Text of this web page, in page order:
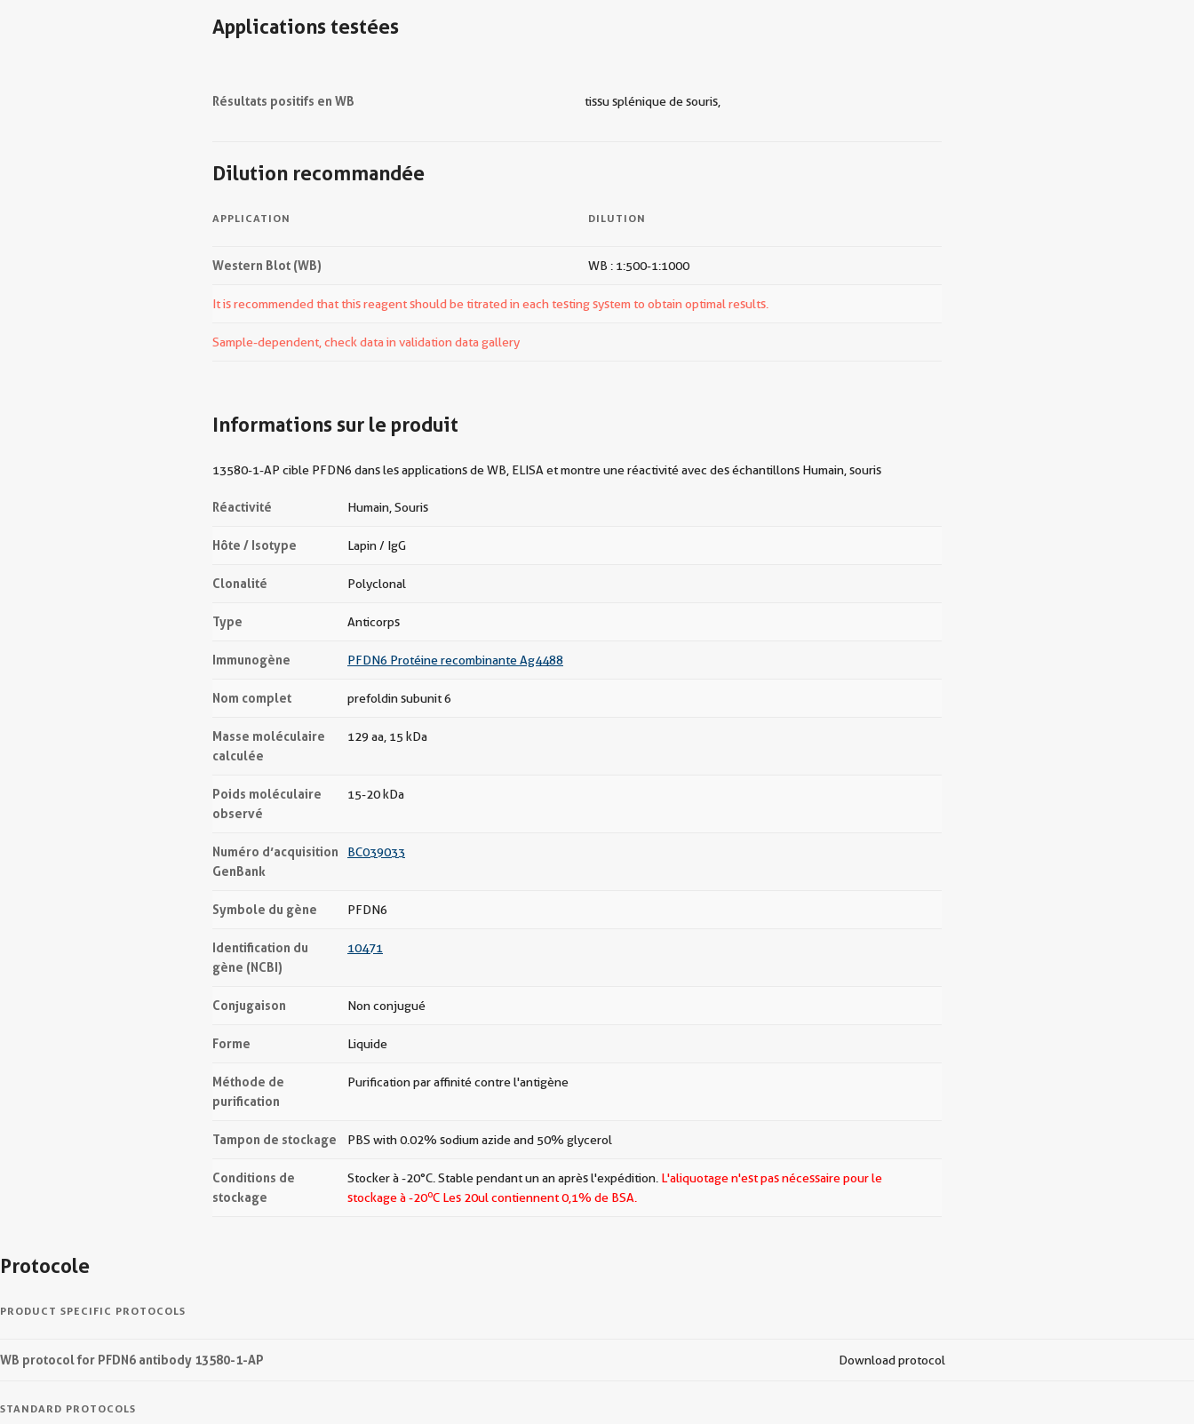
Applications testées
Résultats positifs en WB tissu splénique de souris,
Dilution recommandée
APPLICATION DILUTION
Western Blot (WB) WB : 1:500-1:1000
It is recommended that this reagent should be titrated in each testing system to obtain optimal results.
Sample-dependent, check data in validation data gallery
Informations sur le produit
13580-1-AP cible PFDN6 dans les applications de WB, ELISA et montre une réactivité avec des échantillons Humain, souris
Réactivité Humain, Souris
Hôte / Isotype Lapin / IgG
Clonalité Polyclonal
Type Anticorps
Immunogène PFDN6 Protéine recombinante Ag4488
Nom complet prefoldin subunit 6
Masse moléculaire
calculée
129 aa, 15 kDa
Poids moléculaire
observé
15-20 kDa
Numéro d’acquisition
GenBank
BC039033
Symbole du gène PFDN6
Identification du
gène (NCBI)
10471
Conjugaison Non conjugué
Forme Liquide
Méthode de
purification
Purification par affinité contre l'antigène
Tampon de stockage PBS with 0.02% sodium azide and 50% glycerol
Conditions de
stockage
Stocker à -20°C. Stable pendant un an après l'expédition. L'aliquotage n'est pas nécessaire pour le
stockage à -20oC Les 20ul contiennent 0,1% de BSA.
Protocole
PRODUCT SPECIFIC PROTOCOLS
WB protocol for PFDN6 antibody 13580-1-AP Download protocol
STANDARD PROTOCOLS